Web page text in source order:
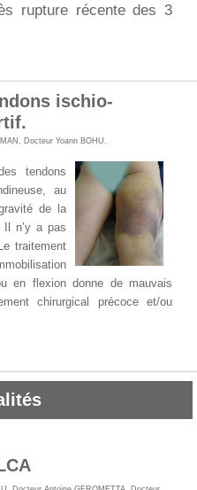
rupture récente des 3
ischio-
, Docteur Yoann BOHU.
tendons
au
de la
n’y a pas
traitement
en flexion donne de mauvais
chirurgical précoce et/ou